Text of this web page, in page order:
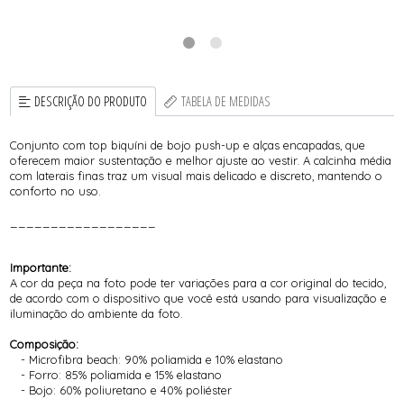
DESCRIÇÃO DO PRODUTO TABELA DE MEDIDAS
Conjunto com top biquíni de bojo push-up e alças encapadas, que
oferecem maior sustentação e melhor ajuste ao vestir. A calcinha média
com laterais finas traz um visual mais delicado e discreto, mantendo o
conforto no uso.
Importante:
A cor da peça na foto pode ter variações para a cor original do tecido,
de acordo com o dispositivo que você está usando para visualização e
iluminação do ambiente da foto.
Composição:
- Microfibra beach: 90% poliamida e 10% elastano
- Forro: 85% poliamida e 15% elastano
- Bojo: 60% poliuretano e 40% poliéster